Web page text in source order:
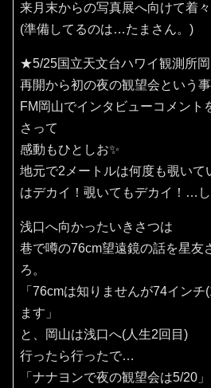
来月末からの写真展へ向けて着
(準備してるのは…たまさん。)
★5/25国立天文台ハワイ観測所
再開から初の夜の観望会という
FM岡山でインタビューコメント
さって
感動もひとしお✨️
地元で2メートルは何度も覗い
はデカイ！覗いてもデカイ！…
浅口へ向かったいきさつは
巷で噂の76cm望遠鏡の話を星友
ろ。
「76cmは知りませんが74イン
ます」
と、岡山は浅口へ(人生2回目)
行ったら行ったで…
「ナナヨンで夜の観望会は5/20」